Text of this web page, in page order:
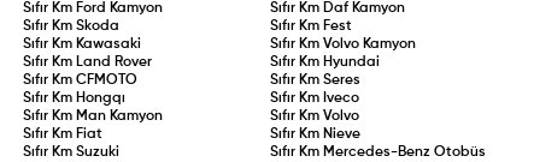
Sıfır Km Ford Kamyon Sıfır Km Daf Kamyon
Sıfır KmSkoda Sıfır Km Fest
Sıfır Km Kawasaki Sıfır Km Volvo Kamyon
Sıfır Km Land Rover Sıfır Km Hyundai
Sıfır KmCFMOTO Sıfır Km Seres
Sıfır Km Hongqı Sıfır Km Iveco
Sıfır Km Man Kamyon Sıfır Km Volvo
Sıfır Km Fiat Sıfır Km Nieve
Sıfır KmSuzuki Sıfır Km Mercedes-Benz Otobüs